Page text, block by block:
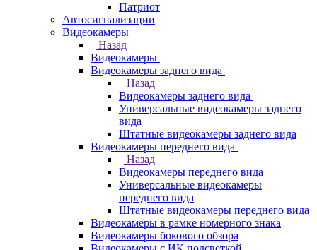
Патриот
Автосигнализации
Видеокамеры
Назад
Видеокамеры
Видеокамеры заднего вида
Назад
Видеокамеры заднего вида
Универсальные видеокамеры заднего
вида
Штатные видеокамеры заднего вида
Видеокамеры переднего вида
Назад
Видеокамеры переднего вида
Универсальные видеокамеры
переднего вида
Штатные видеокамеры переднего вида
Видеокамеры в рамке номерного знака
Видеокамеры бокового обзора